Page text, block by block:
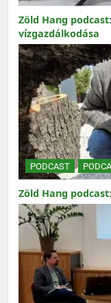
Zöld Hang
vízgazdálkodása
PODCAST
Zöld Hang